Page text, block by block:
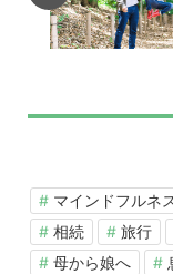
マインドフルネ
相続
旅行
母から娘へ